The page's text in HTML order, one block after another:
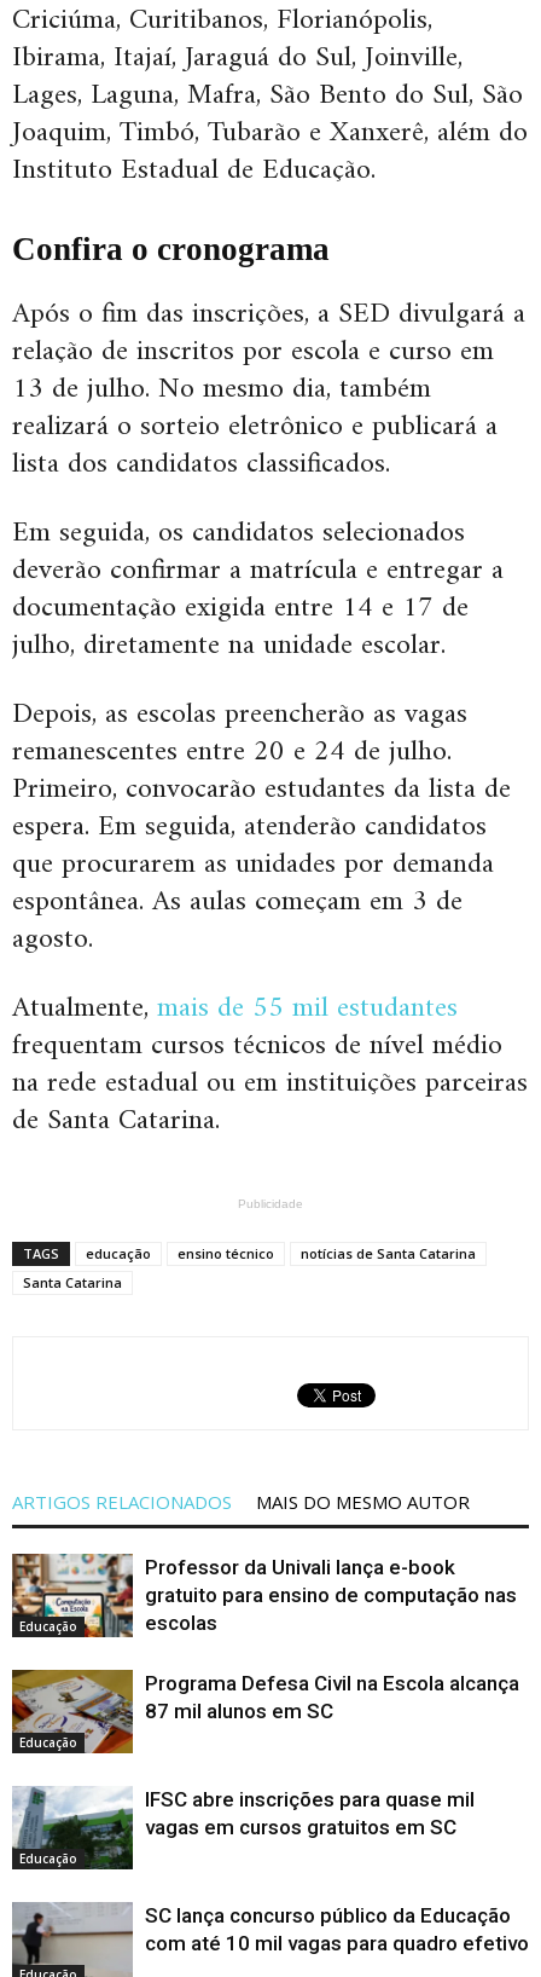
Criciúma, Curitibanos, Florianópolis,
Ibirama, Itajaí, Jaraguá do Sul, Joinville,
Lages, Laguna, Mafra, São Bento do Sul, São
Joaquim, Timbó, Tubarão e Xanxerê, além do
Instituto Estadual de Educação.
Confira o cronograma
Após o fim das inscrições, a SED divulgará a
relação de inscritos por escola e curso em
13 de julho. No mesmo dia, também
realizará o sorteio eletrônico e publicará a
lista dos candidatos classificados.
Em seguida, os candidatos selecionados
deverão confirmar a matrícula e entregar a
documentação exigida entre 14 e 17 de
julho, diretamente na unidade escolar.
Depois, as escolas preencherão as vagas
remanescentes entre 20 e 24 de julho.
Primeiro, convocarão estudantes da lista de
espera. Em seguida, atenderão candidatos
que procurarem as unidades por demanda
espontânea. As aulas começam em 3 de
agosto.
Atualmente,mais de 55 mil estudantes
frequentam cursos técnicos de nível médio
na rede estadual ou em instituições parceiras
de Santa Catarina.
Publicidade
TAGS educação ensino técnico
notícias de Santa Catarina
Santa Catarina
ARTIGOS RELACIONADOS MAIS DO MESMO AUTOR
Educação
Professor da Univali lança e-book
gratuito para ensino de computação nas
escolas
Educação
Programa Defesa Civil na Escola alcança
87 mil alunos em SC
Educação
IFSC abre inscrições para quase mil
vagas em cursos gratuitos em SC
SC lança concurso público da Educação
com até 10 mil vagas para quadro efetivo